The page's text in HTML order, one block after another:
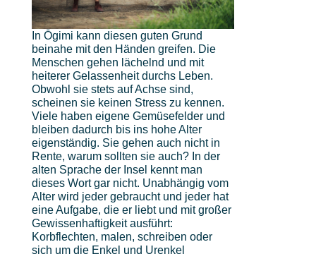
In Ōgimi kann diesen guten Grund
beinahe mit den Händen greifen. Die
Menschen gehen lächelnd und mit
heiterer Gelassenheit durchs Leben.
Obwohl sie stets auf Achse sind,
scheinen sie keinen Stress zu kennen.
Viele haben eigene Gemüsefelder und
bleiben dadurch bis ins hohe Alter
eigenständig. Sie gehen auch nicht in
Rente, warum sollten sie auch? In der
alten Sprache der Insel kennt man
dieses Wort gar nicht. Unabhängig vom
Alter wird jeder gebraucht und jeder hat
eine Aufgabe, die er liebt und mit großer
Gewissenhaftigkeit ausführt:
Korbflechten, malen, schreiben oder
sich um die Enkel und Urenkel